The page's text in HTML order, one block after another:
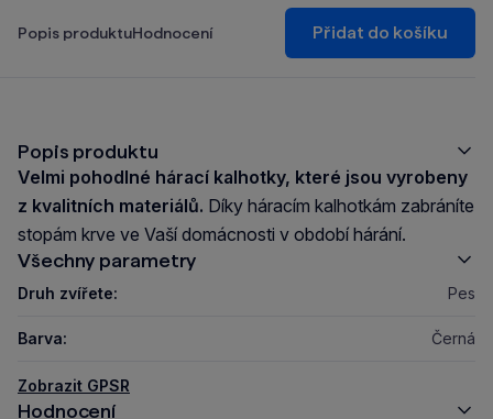
Popis produktuHodnocení Přidat do košíku
Popis produktu
Velmi pohodlné hárací kalhotky, které jsou vyrobeny
z kvalitních materiálů. Díky háracím kalhotkám zabráníte
stopám krve ve Vaší domácnosti v období hárání.
Všechny parametry
Druh zvířete: Pes
Barva: Černá
Zobrazit GPSR
Hodnocení